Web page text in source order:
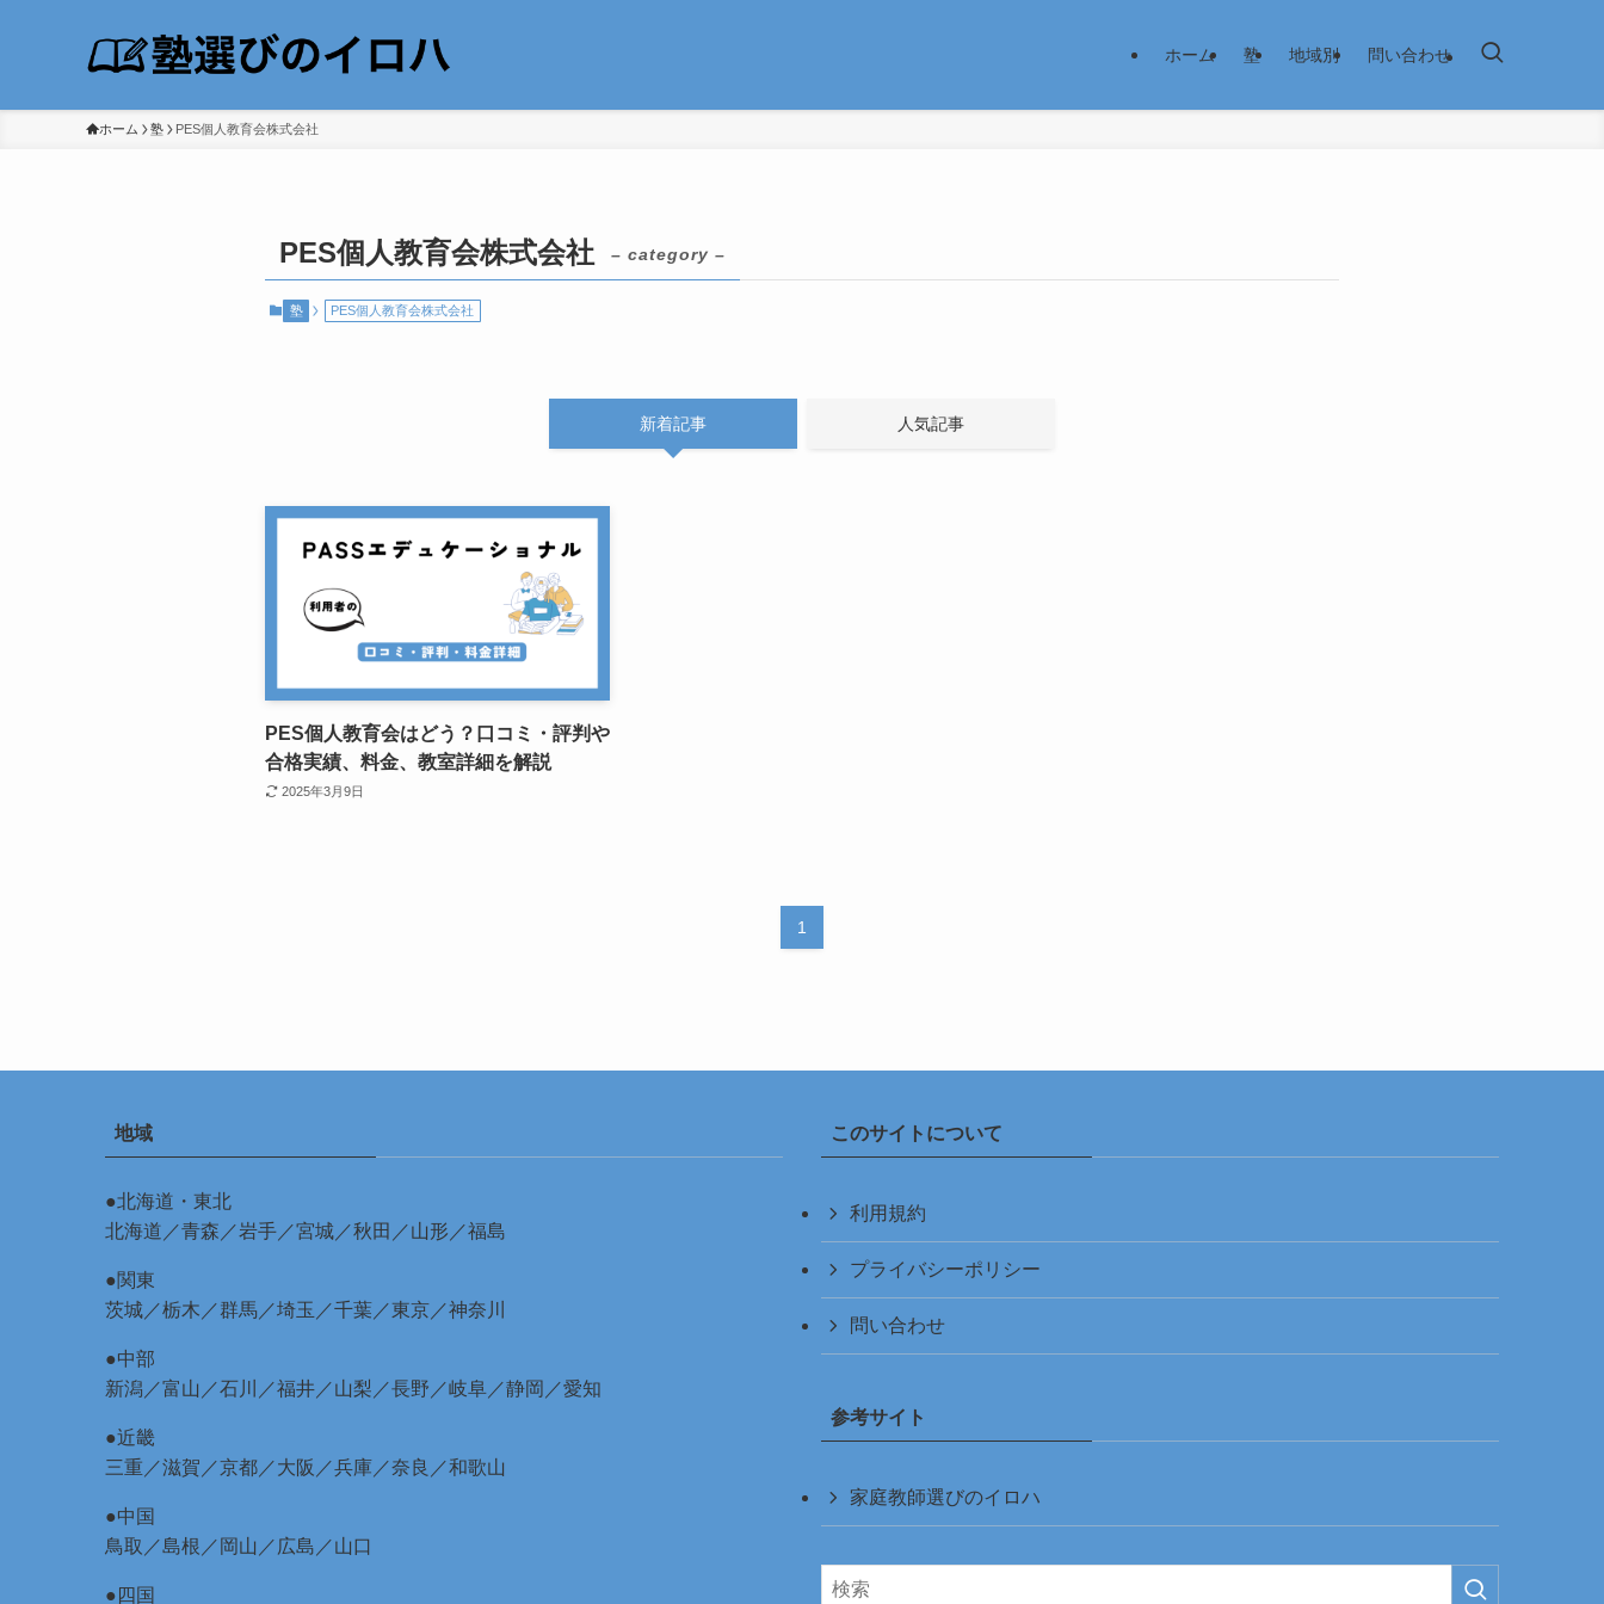
ホーム 塾 地域別 問い合わせ
ホーム 塾 PES個人教育会株式会社
PES個人教育会株式会社 – category –
塾 PES個人教育会株式会社
新着記事 人気記事
PES個人教育会はどう？口コミ・評判や
合格実績、料金、教室詳細を解説
2025年3月9日
1
地域
●北海道・東北
北海道 ／青森 ／岩手／宮城／秋田 ／山形 ／福島
●関東
茨城／栃木 ／群馬／埼玉 ／千葉 ／東京／神奈川
●中部
新潟 ／富山 ／石川 ／福井／山梨 ／長野 ／岐阜／静岡 ／愛知
●近畿
三重 ／滋賀 ／京都／大阪 ／兵庫 ／奈良 ／和歌山
●中国
鳥取 ／島根 ／ 岡山 ／広島 ／山口
●四国
このサイトについて
利用規約
プライバシーポリシー
問い合わせ
参考サイト
家庭教師選びのイロハ